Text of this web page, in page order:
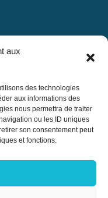
aux
des technologies
aux informations des
nous permettra de traiter
ou les ID uniques
son consentement peut
et fonctions.
Foyers Ruraux
et